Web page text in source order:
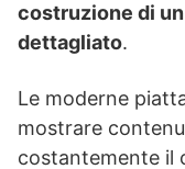
costruzione di
dettagliato.
Le moderne
mostrare
costantemente il